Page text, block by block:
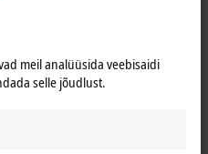
video ja kohandatakse
käigus laaditakse Vimeo väline
põhimõtetega. Palun
meil analüüsida veebisaidi
selle jõudlust.